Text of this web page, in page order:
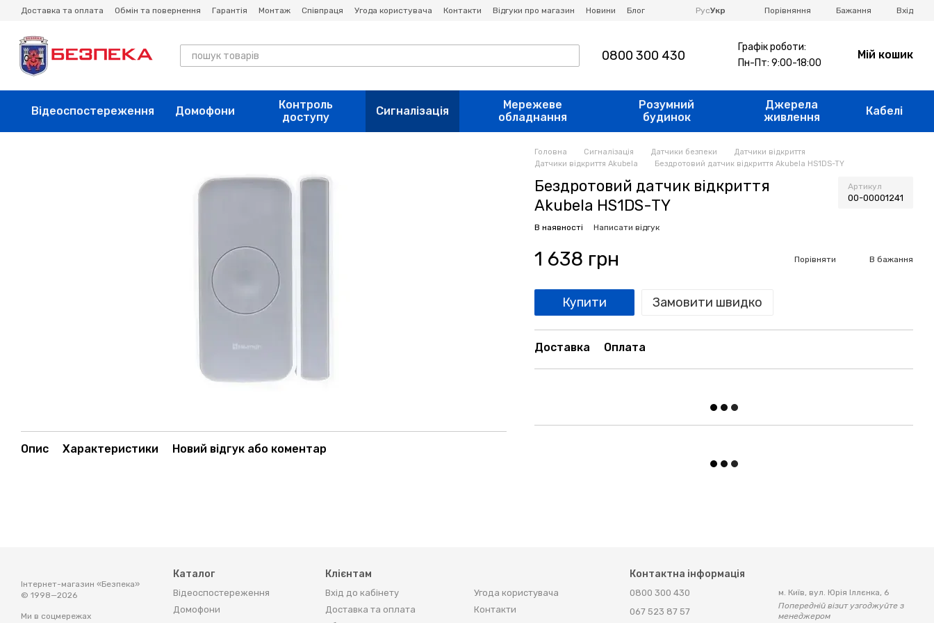
Перейти до основного контенту
Доставка та оплата Обмін та повернення Гарантія Монтаж Співпраця Угода користувача Контакти Відгуки про магазин Новини Блог РусУкр Порівняння Бажання Вхід
0800 300 430
Графік роботи:
Пн-Пт: 9:00-18:00
Мій кошик
Відеоспостереження Домофони
Контроль
доступу
Сигналізація
Мережеве
обладнання
Розумний
будинок
Джерела
живлення
Кабелі
Опис Характеристики Новий відгук або коментар
Головна Сигналізація Датчики безпеки
Датчики відкриття
Датчики відкриття Akubela
Бездротовий датчик відкриття Akubela HS1DS-TY
Бездротовий датчик відкриття
Akubela HS1DS-TY
Артикул
00-00001241
В наявності Написати відгук
1 638 грн Порівняти В бажання
Купити Замовити швидко
Доставка Оплата
Інтернет-магазин «Безпека»
© 1998—2026
Ми в соцмережах
Каталог
Відеоспостереження
Домофони
Клієнтам
Вхід до кабінету
Доставка та оплата
Угода користувача
Контакти
Контактна інформація
0800 300 430
067 523 87 57
м. Київ, вул. Юрія Іллєнка, 6
Попередній візит узгоджуйте з
менеджером